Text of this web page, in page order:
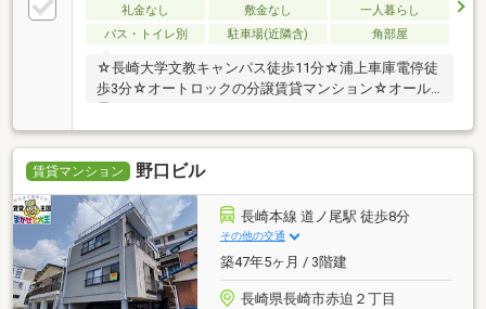
礼金なし 敷金なし
一人暮らし
バス・トイレ別
駐車場(近隣含) 角部屋
☆長崎大学文教キャンパス徒歩11分☆浦上車庫電停徒
歩3分☆オートロックの分譲賃貸マンション☆オール
賃貸マンション 野口ビル
長崎本線 道ノ尾駅 徒歩8分
その他の交通
築47年5ヶ月 / 3階建
長崎県長崎市赤迫２丁目